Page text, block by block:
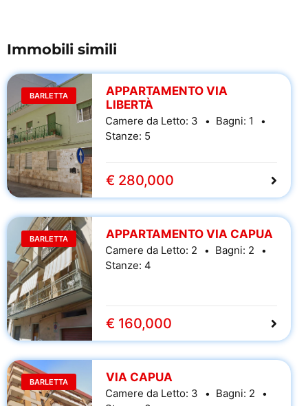
Immobili simili
BARLETTA
APPARTAMENTO VIA
LIBERTÀ
Camere da Letto: 3 Bagni: 1
Stanze: 5
€ 280,000
BARLETTA APPARTAMENTO VIA CAPUA
Camere da Letto: 2 Bagni: 2
Stanze: 4
€ 160,000
BARLETTA VIA CAPUA
Camere da Letto: 3 Bagni: 2